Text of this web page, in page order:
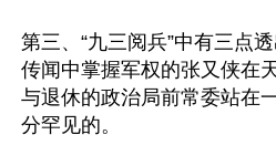
第三、“九三阅兵”中有三点
传闻中掌握军权的张又侠在
与退休的政治局前常委站在
分罕见的。